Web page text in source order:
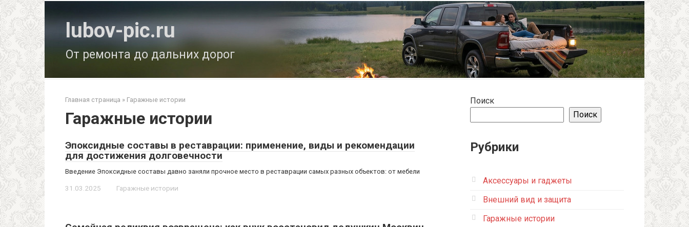
lubov-pic.ru
От ремонта до дальних дорог
Главная страница » Гаражные истории
Гаражные истории
Эпоксидные составы в реставрации: применение, виды и рекомендации
для достижения долговечности
Введение Эпоксидные составы давно заняли прочное место в реставрации самых разных объектов: от мебели
31.03.2025 Гаражные истории
Поиск
Поиск
Рубрики
Аксессуары и гаджеты
Внешний вид и защита
Гаражные истории